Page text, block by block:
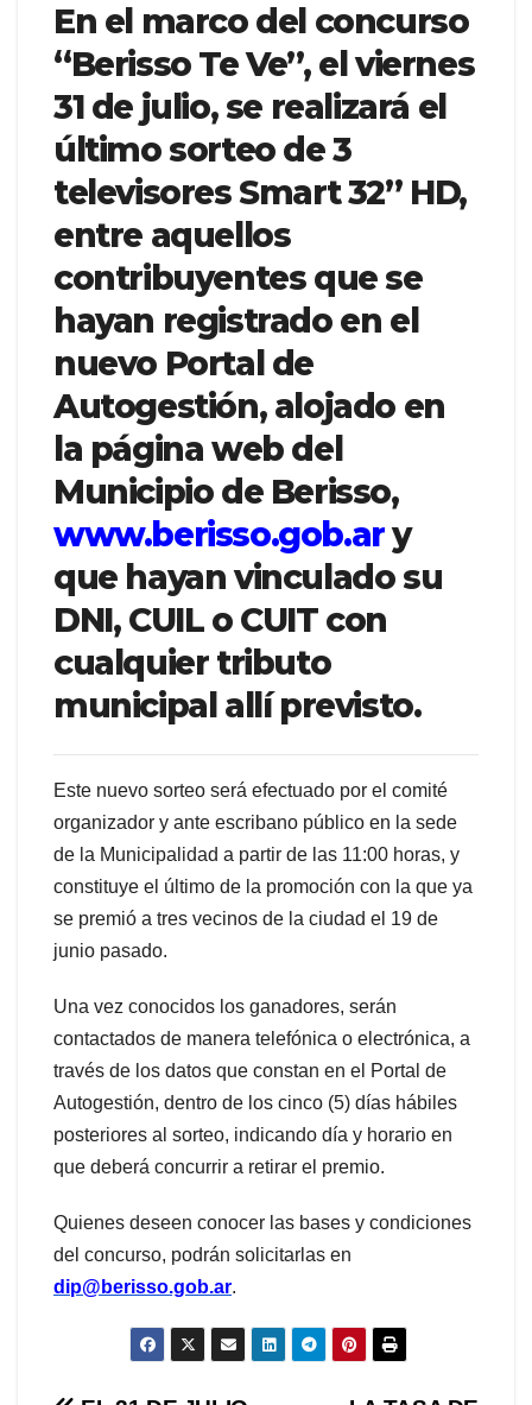
En el marco del concurso
“Berisso Te Ve”, el viernes
31 de julio, se realizará el
último sorteo de 3
televisores Smart 32” HD,
entre aquellos
contribuyentes que se
hayan registrado en el
nuevo Portal de
Autogestión, alojado en
la página web del
Municipio de Berisso,
www.berisso.gob.ary
que hayan vinculado su
DNI, CUIL o CUIT con
cualquier tributo
municipal allí previsto.
Este nuevo sorteo será efectuado por el comité
organizador y ante escribano público en la sede
de la Municipalidad a partir de las 11:00 horas, y
constituye el último de la promoción con la que ya
se premió a tres vecinos de la ciudad el 19 de
junio pasado.
Una vez conocidos los ganadores, serán
contactados de manera telefónica o electrónica, a
través de los datos que constan en el Portal de
Autogestión, dentro de los cinco (5) días hábiles
posteriores al sorteo, indicando día y horario en
que deberá concurrir a retirar el premio.
Quienes deseen conocer las bases y condiciones
del concurso, podrán solicitarlas en
dip@berisso.gob.ar.